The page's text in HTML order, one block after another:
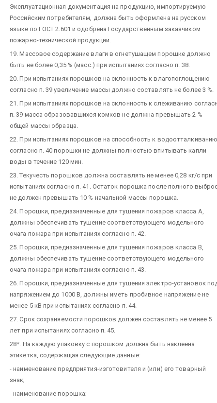
Эксплуатационная документация на продукцию, импортируемую
Российским потребителям, должна быть оформлена на русском
языке по ГОСТ 2.601 и одобрена Государственным заказчиком
пожарно-технической продукции.
19. Массовое содержание влаги в огнетушащем порошке должно
быть не более 0,35 % (масс.) при испытаниях согласно п. 38.
20. При испытаниях порошков на склонность к влагопоглощению
согласно п. 39 увеличение массы должно составлять не более 3 %.
21. При испытаниях порошков на склонность к слеживанию
п. 39 масса образовавшихся комков не должна превышать 2 %
общей массы образца.
22. При испытаниях порошков на способность к
согласно п. 40 порошки не должны полностью впитывать капли
воды в течение 120 мин.
23. Текучесть порошков должна составлять не менее 0,28 кг/с при
испытаниях согласно п. 41. Остаток порошка после полного
не должен превышать 10 % начальной массы порошка.
24. Порошки, предназначенные для тушения пожаров класса А,
должны обеспечивать тушение соответствующего модельного
очага пожара при испытаниях согласно п. 42.
25. Порошки, предназначенные для тушения пожаров класса В,
должны обеспечивать тушение соответствующего модельного
очага пожара при испытаниях согласно п. 43.
26. Порошки, предназначенные для тушения электро-установок
напряжением до 1000 В, должны иметь пробивное напряжение не
менее 5 кВ при испытаниях согласно п. 44.
27. Срок сохраняемости порошков должен составлять не менее 5
лет при испытаниях согласно п. 45.
28*. На каждую упаковку с порошком должна быть наклеена
этикетка, содержащая следующие данные:
- наименование предприятия-изготовителя и (или) его товарный
знак;
- наименование порошка;